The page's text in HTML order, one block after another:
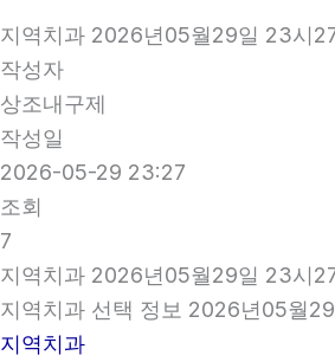
지역치과 2026년05월29일 23시
작성자
상조내구제
작성일
2026-05-29 23:27
조회
7
지역치과 2026년05월29일 23시
지역치과 선택 정보 2026년05월
지역치과